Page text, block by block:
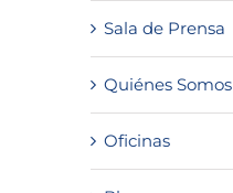
Sala de Prensa
Quiénes Somos
Oficinas